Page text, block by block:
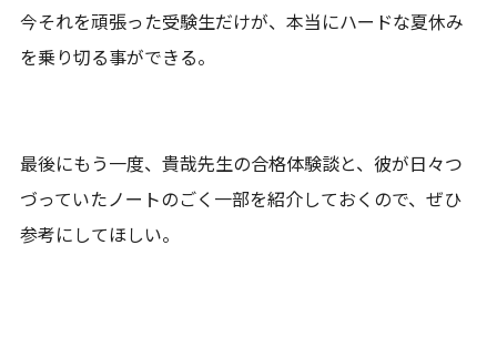
今それを頑張った受験生だけが、本当にハードな夏休み
を乗り切る事ができる。
最後にもう一度、貴哉先生の合格体験談と、彼が日々つ
づっていたノートのごく一部を紹介しておくので、ぜひ
参考にしてほしい。